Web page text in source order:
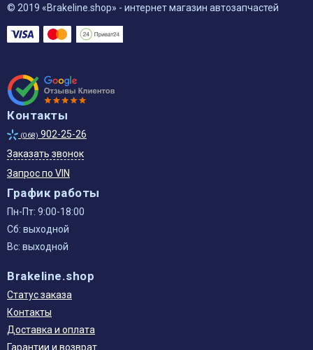
© 2019 «Brakeline.shop» - интернет магазин автозапчастей
Контакты
(068) 902-25-26
Заказать звонок
Запрос по VIN
График работы
Пн-Пт: 9:00-18:00
Сб: выходной
Вс: выходной
Brakeline.shop
Статус заказа
Контакты
Доставка и оплата
Гарантии и возврат